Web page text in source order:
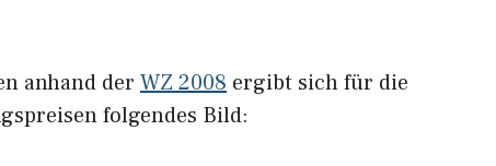
anhand der WZ 2008 ergibt sich für die
folgendes Bild: